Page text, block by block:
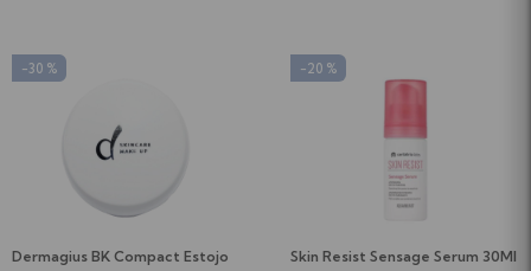
-30 %
Dermagius BK Compact Estojo
-20 %
Skin Resist Sensage Serum 30Ml